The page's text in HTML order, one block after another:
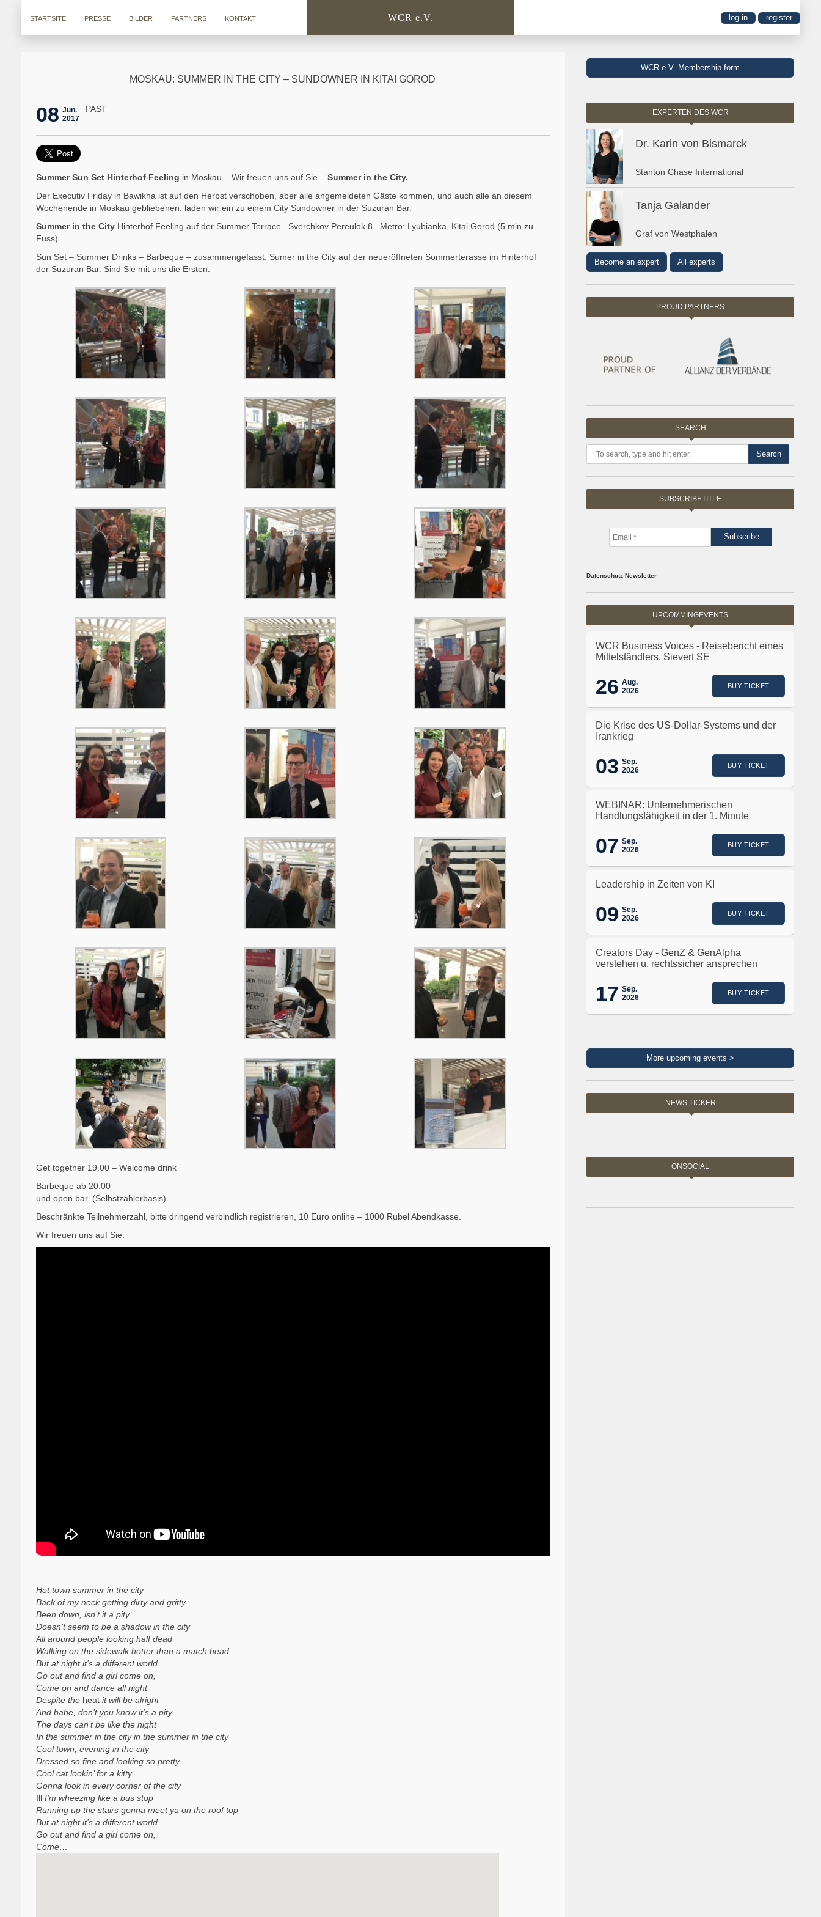
STARTSITE PRESSE BILDER PARTNERS KONTAKT WCR e.V. log-in register
MOSKAU: SUMMER IN THE CITY – SUNDOWNER IN KITAI GOROD
08 Jun.
2017
PAST
Summer Sun Set Hinterhof Feeling in Moskau – Wir freuen uns auf Sie – Summer in the City.
Der Executiv Friday in Bawikha ist auf den Herbst verschoben, aber alle angemeldeten Gäste kommen, und auch alle an diesem
Wochenende in Moskau gebliebenen, laden wir ein zu einem City Sundowner in der Suzuran Bar.
Summer in the CityHinterhof Feeling auf der Summer Terrace . Sverchkov Pereulok 8. Metro: Lyubianka, Kitai Gorod (5 min zu
Fuss).
Sun Set – Summer Drinks – Barbeque – zusammengefasst: Sumer in the City auf der neueröffneten Sommerterasse im Hinterhof
der Suzuran Bar. Sind Sie mit uns die Ersten.
Get together 19.00 – Welcome drink
Barbeque ab 20.00
und open bar. (Selbstzahlerbasis)
Beschränkte Teilnehmerzahl, bitte dringend verbindlich registrieren, 10 Euro online – 1000 Rubel Abendkasse.
Wir freuen uns auf Sie.
Hot town summer in the city
Back of my neck getting dirty and gritty
Been down, isn’t it a pity
Doesn’t seem to be a shadow in the city
All around people looking half dead
Walking on the sidewalk hotter than a match head
But at night it’s a different world
Go out and find a girl come on,
Come on and dance all night
Despite the heatit will be alright
And babe, don’t you know it’s a pity
The days can’t be like the night
In the summer in the city in the summer in the city
Cool town, evening in the city
Dressed so fine and looking so pretty
Cool cat lookin’ for a kitty
Gonna look in every corner of the city
IllI’m wheezing like a bus stop
Running up the stairs gonna meet ya on the roof top
But at night it’s a different world
Go out and find a girl come on,
Come…
WCR e.V. Membership form
EXPERTEN DES WCR
Dr. Karin von Bismarck
Stanton Chase International
Tanja Galander
Graf von Westphalen
Become an expert All experts
PROUD PARTNERS
SEARCH
Search
SUBSCRIBETITLE
Datenschutz Newsletter
UPCOMMINGEVENTS
WCR Business Voices - Reisebericht eines
Mittelständlers, Sievert SE
26 Aug.
2026
BUY TICKET
Die Krise des US-Dollar-Systems und der
Irankrieg
03 Sep.
2026
BUY TICKET
WEBINAR: Unternehmerischen
Handlungsfähigkeit in der 1. Minute
07 Sep.
2026
BUY TICKET
Leadership in Zeiten von KI
09 Sep.
2026
BUY TICKET
Creators Day - GenZ & GenAlpha
verstehen u. rechtssicher ansprechen
17 Sep.
2026
BUY TICKET
More upcoming events >
NEWS TICKER
ONSOCIAL